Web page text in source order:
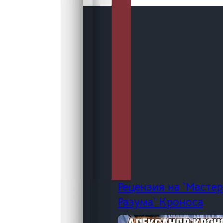
Рецензия на `Мастер
Разума` Кроноса